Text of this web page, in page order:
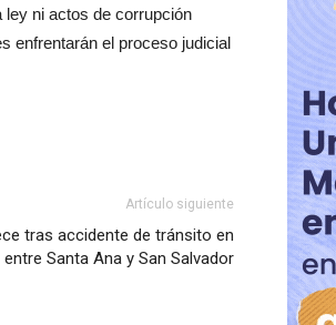
ley ni actos de corrupción
enfrentarán el proceso judicial
Artículo siguiente
tras accidente de tránsito en
Santa Ana y San Salvador